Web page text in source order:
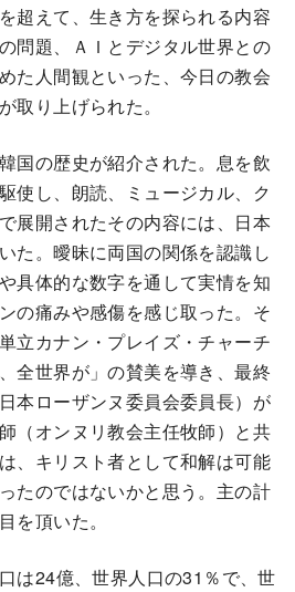
超えて、生き方を探られる内容
問題、ＡＩとデジタル世界との
た人間観といった、今日の教会
取り上げられた。
国の歴史が紹介された。息を飲
使し、朗読、ミュージカル、ク
展開されたその内容には、日本
た。曖昧に両国の関係を認識し
具体的な数字を通して実情を知
の痛みや感傷を感じ取った。そ
立カナン・プレイズ・チャーチ
全世界が」の賛美を導き、最終
本ローザンヌ委員会委員長）が
（オンヌリ教会主任牧師）と共
、キリスト者として和解は可能
たのではないかと思う。主の計
を頂いた。
は24億、世界人口の31％で、世